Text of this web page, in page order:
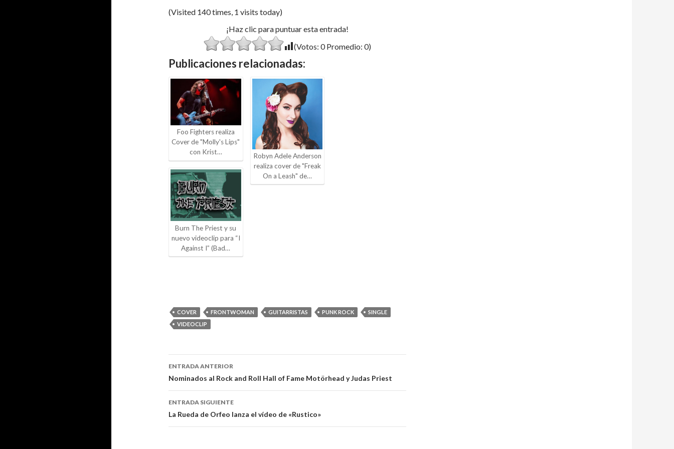
(Visited 140 times, 1 visits today)
¡Haz clic para puntuar esta entrada!
(Votos: 0Promedio: 0)
Publicaciones relacionadas:
Foo Fighters realiza
Cover de "Molly's Lips"
con Krist…
Burn The Priest y su
nuevo videoclip para “I
Against I” (Bad…
Robyn Adele Anderson
realiza cover de "Freak
On a Leash" de…
COVER FRONTWOMAN GUITARRISTAS PUNK ROCK
SINGLE
VIDEOCLIP
Navegación
de
entradas
ENTRADA ANTERIOR
Nominados al Rock and Roll Hall of Fame Motörhead y Judas Priest
ENTRADA SIGUIENTE
La Rueda de Orfeo lanza el vídeo de «Rustico»